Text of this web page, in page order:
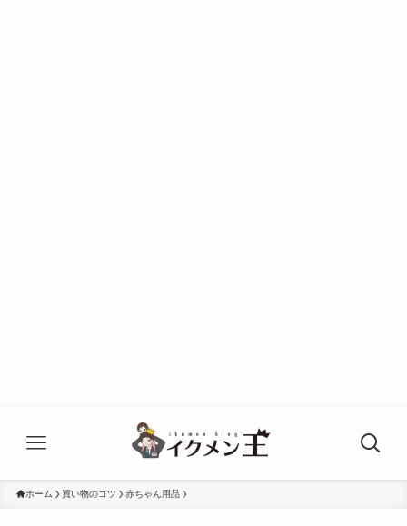
ホーム 買い物のコツ 赤ちゃん用品